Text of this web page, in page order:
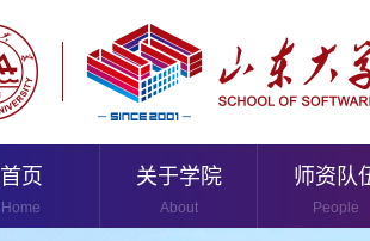
首页
Home
关于学院
About
师资队
People